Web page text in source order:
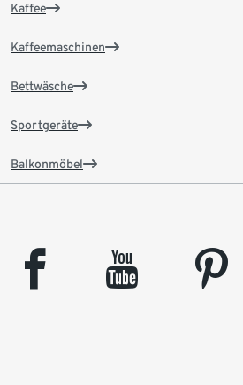
Kaffee
Kaffeemaschinen
Bettwäsche
Sportgeräte
Balkonmöbel
facebook youtube pinterest